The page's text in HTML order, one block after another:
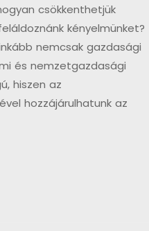
csökkenthetjük
kényelmünket?
nemcsak gazdasági
és nemzetgazdasági
hiszen az
hozzájárulhatunk az